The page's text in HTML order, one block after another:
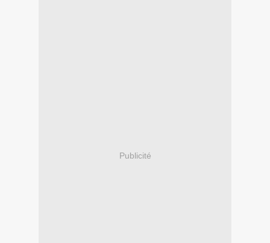
Publicité